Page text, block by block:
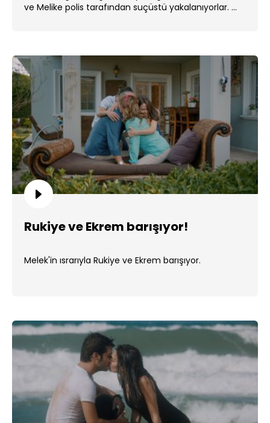
ve Melike polis tarafından suçüstü yakalanıyorlar. ...
Rukiye ve Ekrem barışıyor!
Melek'in ısrarıyla Rukiye ve Ekrem barışıyor.